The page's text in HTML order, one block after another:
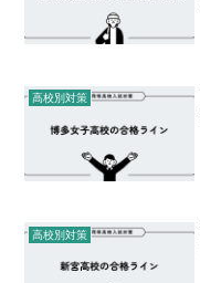
高校別対策
高校別対策